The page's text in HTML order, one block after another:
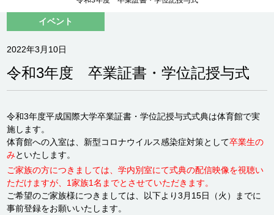
イベント
2022年3月10日
令和3年度 卒業証書・学位記授与式
令和3年度平成国際大学卒業証書・学位記授与式式典は体育館で実
施します。
体育館への入室は、新型コロナウイルス感染症対策として卒業生の
みといたします。
ご家族の方につきましては、学内別室にて式典の配信映像を視聴い
ただけますが、1家族1名までとさせていただきます。
ご希望のご家族様につきましては、以下より3月15日（火）までに
事前登録をお願いいたします。